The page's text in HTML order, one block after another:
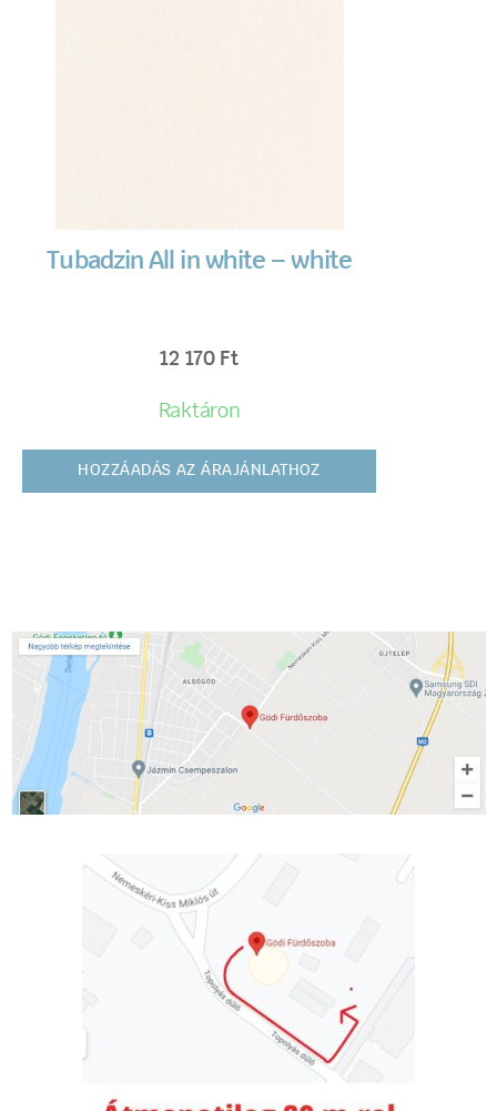
Tubadzin All in white – white
12 170 Ft
Raktáron
HOZZÁADÁS AZ ÁRAJÁNLATHOZ